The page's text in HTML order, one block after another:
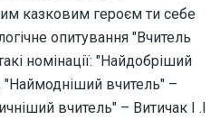
казковим героєм ти себе
опитування "Вчитель
номінації: "Найдобріший
вчитель" –
вчитель" – Витичак І .І